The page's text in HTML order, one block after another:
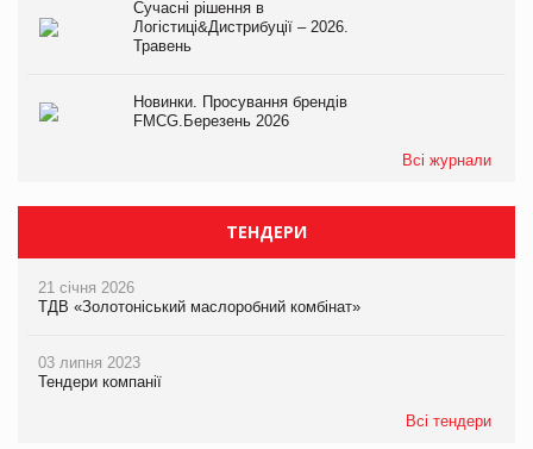
Сучасні рішення в
Логістиці&Дистрибуції – 2026.
Травень
Новинки. Просування брендів
FMCG.Березень 2026
Всі журнали
ТЕНДЕРИ
21 січня 2026
ТДВ «Золотоніський маслоробний комбінат»
03 липня 2023
Тендери компанії
Всі тендери